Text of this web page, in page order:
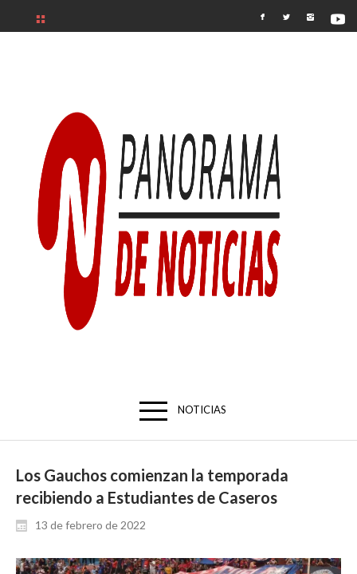
NOTICIAS
Los Gauchos comienzan la temporada
recibiendo a Estudiantes de Caseros
13 de febrero de 2022